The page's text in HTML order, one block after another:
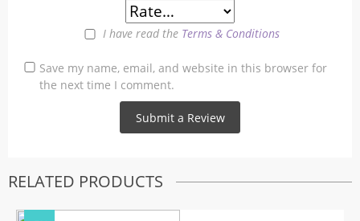
I have read the Terms & Conditions
Save my name, email, and website in this browser for
the next time I comment.
RELATED PRODUCTS